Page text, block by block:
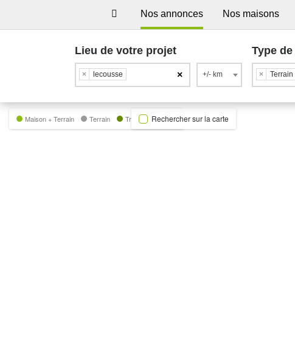
Nos annonces Nos maisons
Lieu de votre projet
×
× lecousse +/- km
Type
× Terrain
Maison + Terrain Terrain Trecobat GreenRechercher sur la carte